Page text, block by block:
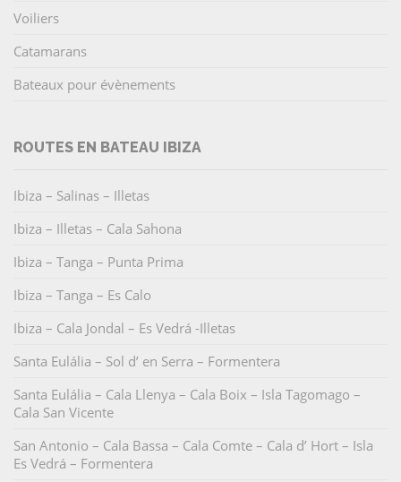
Voiliers
Catamarans
Bateaux pour évènements
ROUTES EN BATEAU IBIZA
Ibiza – Salinas – Illetas
Ibiza – Illetas – Cala Sahona
Ibiza – Tanga – Punta Prima
Ibiza – Tanga – Es Calo
Ibiza – Cala Jondal – Es Vedrá -Illetas
Santa Eulália – Sol d’ en Serra – Formentera
Santa Eulália – Cala Llenya – Cala Boix – Isla Tagomago –
Cala San Vicente
San Antonio – Cala Bassa – Cala Comte – Cala d’ Hort – Isla
Es Vedrá – Formentera